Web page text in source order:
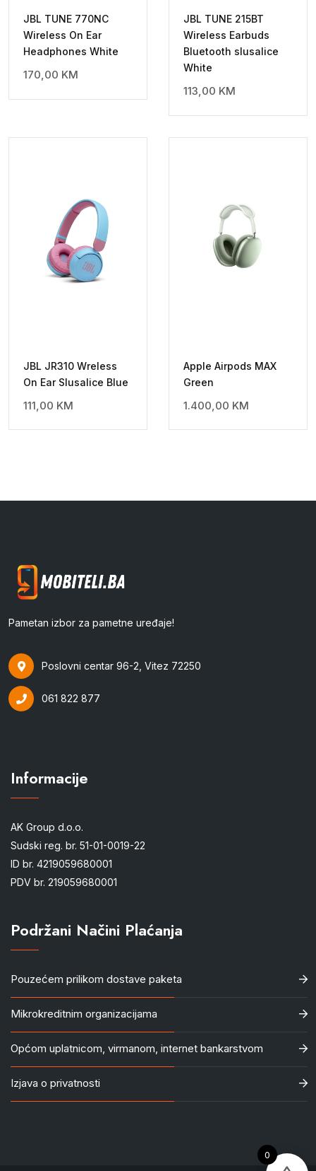
JBL TUNE 770NC
Wireless On Ear
Headphones White
170,00 KM
JBL TUNE 215BT
Wireless Earbuds
Bluetooth slusalice
White
113,00 KM
JBL JR310 Wreless
On Ear Slusalice Blue
111,00 KM
Apple Airpods MAX
Green
1.400,00 KM
Pametan izbor za pametne uređaje!
Poslovni centar 96-2, Vitez 72250
061 822 877
Informacije
AK Group d.o.o.
Sudski reg. br. 51-01-0019-22
ID br. 4219059680001
PDV br. 219059680001
Podržani Načini Plaćanja
Pouzećem prilikom dostave paketa
Mikrokreditnim organizacijama
Općom uplatnicom, virmanom, internet bankarstvom
Izjava o privatnosti
0